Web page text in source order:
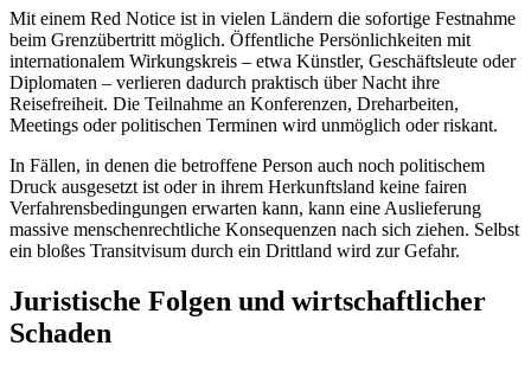
Mit einem Red Notice ist in vielen Ländern die sofortige Festnahme
beim Grenzübertritt möglich. Öffentliche Persönlichkeiten mit
internationalem Wirkungskreis – etwa Künstler, Geschäftsleute oder
Diplomaten – verlieren dadurch praktisch über Nacht ihre
Reisefreiheit. Die Teilnahme an Konferenzen, Dreharbeiten,
Meetings oder politischen Terminen wird unmöglich oder riskant.
In Fällen, in denen die betroffene Person auch noch politischem
Druck ausgesetzt ist oder in ihrem Herkunftsland keine fairen
Verfahrensbedingungen erwarten kann, kann eine Auslieferung
massive menschenrechtliche Konsequenzen nach sich ziehen. Selbst
ein bloßes Transitvisum durch ein Drittland wird zur Gefahr.
Juristische Folgen und wirtschaftlicher
Schaden